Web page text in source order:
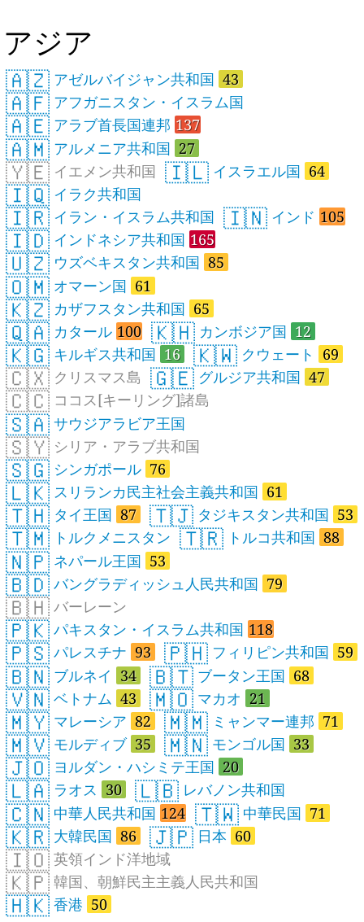
アジア
🇦🇿 アゼルバイジャン共和国 43
🇦🇫 アフガニスタン・イスラム国
🇦🇪 アラブ首長国連邦 137
🇦🇲 アルメニア共和国 27
🇾🇪 イエメン共和国 🇮🇱 イスラエル国 64
🇮🇶 イラク共和国
🇮🇷 イラン・イスラム共和国 🇮🇳 インド 105
🇮🇩 インドネシア共和国 165
🇺🇿 ウズベキスタン共和国 85
🇴🇲 オマーン国 61
🇰🇿 カザフスタン共和国 65
🇶🇦 カタール 100 🇰🇭 カンボジア国 12
🇰🇬 キルギス共和国 16 🇰🇼 クウェート 69
🇨🇽 クリスマス島 🇬🇪 グルジア共和国 47
🇨🇨 ココス[キーリング]諸島
🇸🇦 サウジアラビア王国
🇸🇾 シリア・アラブ共和国
🇸🇬 シンガポール 76
🇱🇰 スリランカ民主社会主義共和国 61
🇹🇭 タイ王国 87 🇹🇯 タジキスタン共和国 53
🇹🇲 トルクメニスタン 🇹🇷 トルコ共和国 88
🇳🇵 ネパール王国 53
🇧🇩 バングラディッシュ人民共和国 79
🇧🇭 バーレーン
🇵🇰 パキスタン・イスラム共和国 118
🇵🇸 パレスチナ 93 🇵🇭 フィリピン共和国 59
🇧🇳 ブルネイ 34 🇧🇹 ブータン王国 68
🇻🇳 ベトナム 43 🇲🇴 マカオ 21
🇲🇾 マレーシア 82 🇲🇲 ミャンマー連邦 71
🇲🇻 モルディブ 35 🇲🇳 モンゴル国 33
🇯🇴 ヨルダン・ハシミテ王国 20
🇱🇦 ラオス 30 🇱🇧 レバノン共和国
🇨🇳 中華人民共和国 124 🇹🇼 中華民国 71
🇰🇷 大韓民国 86 🇯🇵 日本 60
🇮🇴 英領インド洋地域
🇰🇵 韓国、朝鮮民主主義人民共和国
🇭🇰 香港 50